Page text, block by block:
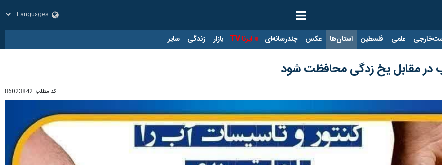
علمی فلسطین استان‌ها عکس چندرسانه‌ای ایرنا TV بازار زندگی سایر
در مقابل یخ زدگی محافظت شود
کد مطلب: 86023842